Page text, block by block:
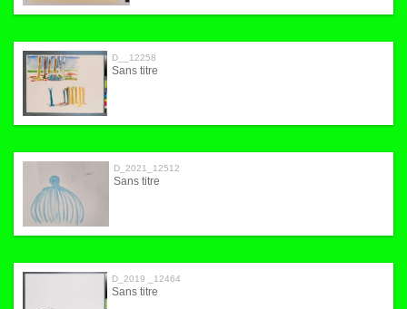
D__12258
Sans titre
D_2021_12512
Sans titre
D_2019 _12464
Sans titre